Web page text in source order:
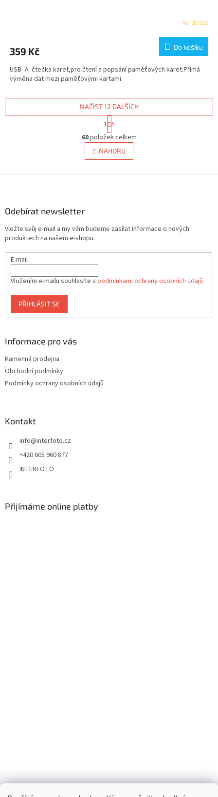
Na dotaz
359 Kč Do košíku
USB -A čtečka karet,pro čtení a popsání paměťových karet.Přímá
výměna dat mezi paměťovými kartami.
O
v
l
á
v
k
v
i
NAČÍST 12 DALŠÍCH
S
t
r
á
n
k
v
1 5
60položek celkem
NAHORU
Odebírat newsletter
Vložte svůj e-mail a my vám budeme zasílat informace o nových
produktech na našem e-shopu.
E-mail
Vložením e-mailu souhlasíte s podmínkami ochrany osobních údajů
PŘIHLÁSIT SE
Informace pro vás
Kamenná prodejna
Obchodní podmínky
Podmínky ochrany osobních údajů
Kontakt
info@interfoto.cz
+420 605 960 877
INTERFOTO
Přijímáme online platby